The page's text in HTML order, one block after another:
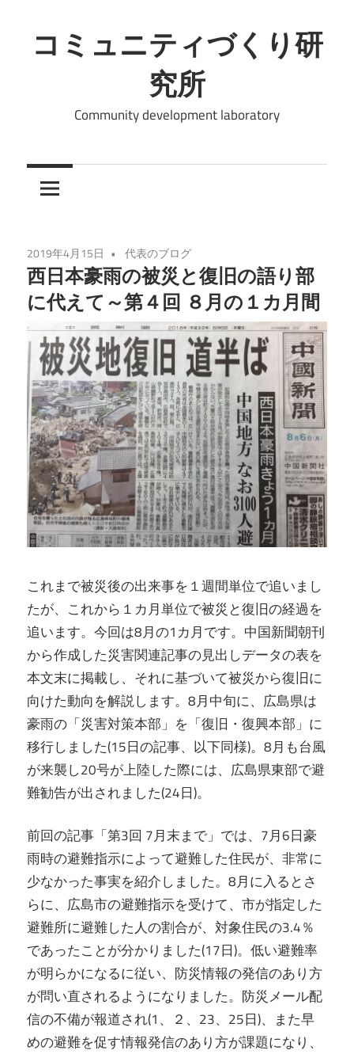
ン
テ
キ
コミュニティづくり研
究所
Community development laboratory
2019年4月15日 代表のブログ
西日本豪雨の被災と復旧の語り部
に代えて～第４回 ８月の１カ月間
これまで被災後の出来事を１週間単位で追いまし
たが、これから１カ月単位で被災と復旧の経過を
追います。今回は8月の1カ月です。中国新聞朝刊
から作成した災害関連記事の見出しデータの表を
本文末に掲載し、それに基づいて被災から復旧に
向けた動向を解説します。8月中旬に、広島県は
豪雨の「災害対策本部」を「復旧・復興本部」に
移行しました(15日の記事、以下同様)。8月も台風
が来襲し20号が上陸した際には、広島県東部で避
難勧告が出されました(24日)。
前回の記事「第3回 7月末まで」では、7月6日豪
雨時の避難指示によって避難した住民が、非常に
少なかった事実を紹介しました。8月に入るとさ
らに、広島市の避難指示を受けて、市が指定した
避難所に避難した人の割合が、対象住民の3.4％
であったことが分かりました(17日)。低い避難率
が明らかになるに従い、防災情報の発信のあり方
が問い直されるようになりました。防災メール配
信の不備が報道され(1、２、23、25日)、また早
めの避難を促す情報発信のあり方が課題になり、